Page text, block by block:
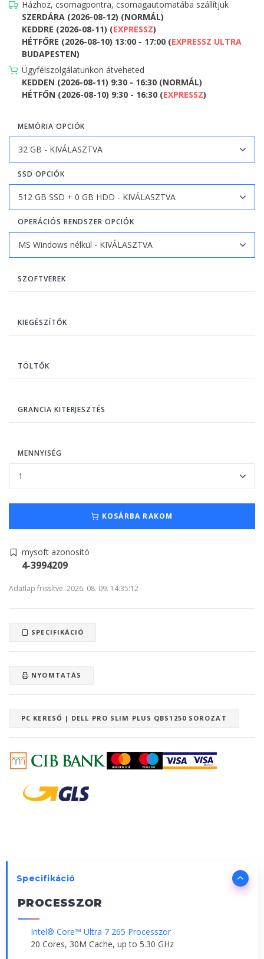
Házhoz, csomagpontra, csomagautomatába szállítjuk
SZERDÁRA (2026-08-12) (NORMÁL)
KEDDRE (2026-08-11) (EXPRESSZ)
HÉTFŐRE (2026-08-10) 13:00 - 17:00 (EXPRESSZ ULTRA
BUDAPESTEN)
Ügyfélszolgálatunkon átveheted
KEDDEN (2026-08-11) 9:30 - 16:30 (NORMÁL)
HÉTFŐN (2026-08-10) 9:30 - 16:30 (EXPRESSZ)
MEMÓRIA OPCIÓK
SSD OPCIÓK
OPERÁCIÓS RENDSZER OPCIÓK
SZOFTVEREK
KIEGÉSZÍTŐK
TÖLTŐK
GRANCIA KITERJESZTÉS
MENNYISÉG
KOSÁRBA RAKOM
mysoft azonosító
4-3994209
Adatlap frissítve: 2026. 08. 09. 14:35:12
SPECIFIKÁCIÓ
NYOMTATÁS
PC KERESŐ | DELL PRO SLIM PLUS QBS1250 SOROZAT
Specifikáció
PROCESSZOR
Intel® Core™ Ultra 7 265 Processzor
20 Cores, 30M Cache, up to 5.30 GHz